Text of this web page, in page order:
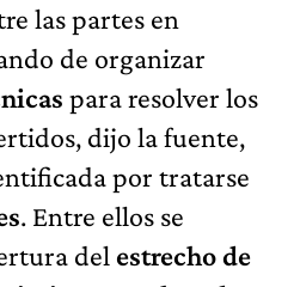
las partes en
de organizar
para resolver los
dijo la fuente,
por tratarse
. Entre ellos se
del estrecho de